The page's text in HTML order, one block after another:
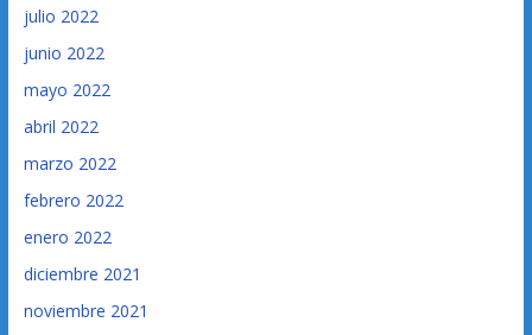
julio 2022
junio 2022
mayo 2022
abril 2022
marzo 2022
febrero 2022
enero 2022
diciembre 2021
noviembre 2021